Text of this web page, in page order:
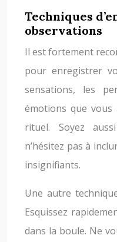
Techniques
observations
Il est fortement
pour enregistrer
sensations, les
émotions que vous
rituel. Soyez
n’hésitez pas à
insignifiants.
Une autre
Esquissez
dans la boule. Ne